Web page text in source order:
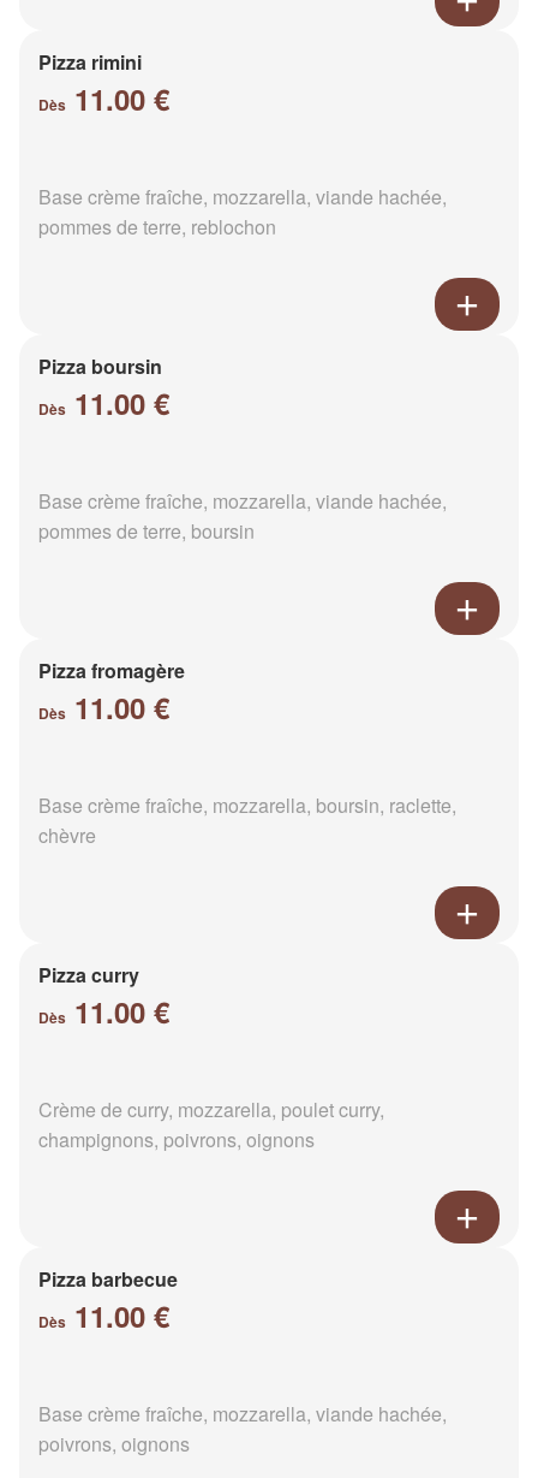
Pizza rimini
Dès 11.00 €
Base crème fraîche, mozzarella, viande hachée,
pommes de terre, reblochon
Pizza boursin
Dès 11.00 €
Base crème fraîche, mozzarella, viande hachée,
pommes de terre, boursin
Pizza fromagère
Dès 11.00 €
Base crème fraîche, mozzarella, boursin, raclette,
chèvre
Pizza curry
Dès 11.00 €
Crème de curry, mozzarella, poulet curry,
champignons, poivrons, oignons
Pizza barbecue
Dès 11.00 €
Base crème fraîche, mozzarella, viande hachée,
poivrons, oignons